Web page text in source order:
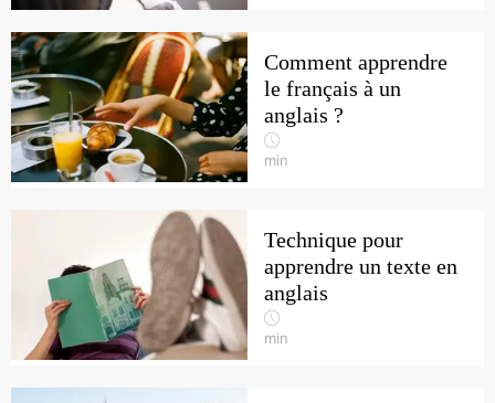
Comment apprendre
le français à un
anglais ?
min
Technique pour
apprendre un texte en
anglais
min